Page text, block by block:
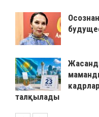
талқылады